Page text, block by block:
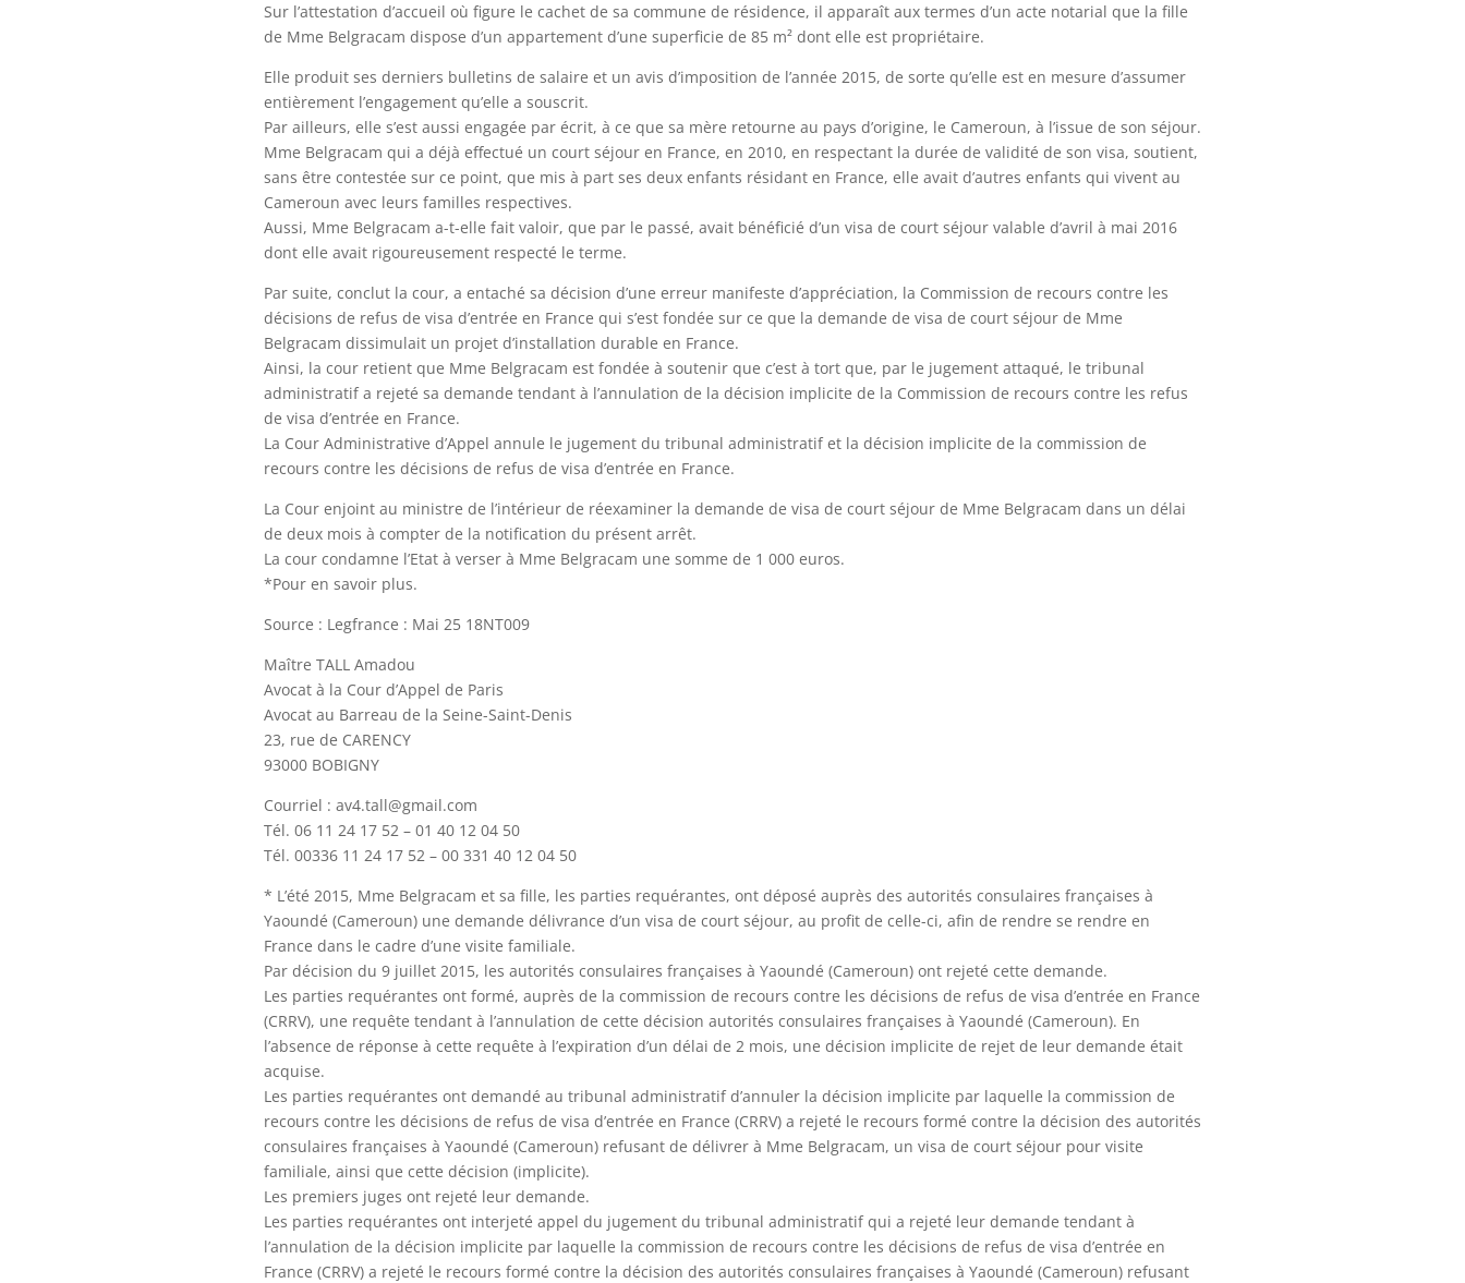
Sur l’attestation d’accueil où figure le cachet de sa commune de résidence, il apparaît aux termes d’un acte notarial que la fille
de Mme Belgracam dispose d’un appartement d’une superficie de 85 m² dont elle est propriétaire.
Elle produit ses derniers bulletins de salaire et un avis d’imposition de l’année 2015, de sorte qu’elle est en mesure d’assumer
entièrement l’engagement qu’elle a souscrit.
Par ailleurs, elle s’est aussi engagée par écrit, à ce que sa mère retourne au pays d’origine, le Cameroun, à l’issue de son séjour.
Mme Belgracam qui a déjà effectué un court séjour en France, en 2010, en respectant la durée de validité de son visa, soutient,
sans être contestée sur ce point, que mis à part ses deux enfants résidant en France, elle avait d’autres enfants qui vivent au
Cameroun avec leurs familles respectives.
Aussi, Mme Belgracam a-t-elle fait valoir, que par le passé, avait bénéficié d’un visa de court séjour valable d’avril à mai 2016
dont elle avait rigoureusement respecté le terme.
Par suite, conclut la cour, a entaché sa décision d’une erreur manifeste d’appréciation, la Commission de recours contre les
décisions de refus de visa d’entrée en France qui s’est fondée sur ce que la demande de visa de court séjour de Mme
Belgracam dissimulait un projet d’installation durable en France.
Ainsi, la cour retient que Mme Belgracam est fondée à soutenir que c’est à tort que, par le jugement attaqué, le tribunal
administratif a rejeté sa demande tendant à l’annulation de la décision implicite de la Commission de recours contre les refus
de visa d’entrée en France.
La Cour Administrative d’Appel annule le jugement du tribunal administratif et la décision implicite de la commission de
recours contre les décisions de refus de visa d’entrée en France.
La Cour enjoint au ministre de l’intérieur de réexaminer la demande de visa de court séjour de Mme Belgracam dans un délai
de deux mois à compter de la notification du présent arrêt.
La cour condamne l’Etat à verser à Mme Belgracam une somme de 1 000 euros.
*Pour en savoir plus.
Source : Legfrance : Mai 25 18NT009
Maître TALL Amadou
Avocat à la Cour d’Appel de Paris
Avocat au Barreau de la Seine-Saint-Denis
23, rue de CARENCY
93000 BOBIGNY
Courriel : av4.tall@gmail.com
Tél. 06 11 24 17 52 – 01 40 12 04 50
Tél. 00336 11 24 17 52 – 00 331 40 12 04 50
* L’été 2015, Mme Belgracam et sa fille, les parties requérantes, ont déposé auprès des autorités consulaires françaises à
Yaoundé (Cameroun) une demande délivrance d’un visa de court séjour, au profit de celle-ci, afin de rendre se rendre en
France dans le cadre d’une visite familiale.
Par décision du 9 juillet 2015, les autorités consulaires françaises à Yaoundé (Cameroun) ont rejeté cette demande.
Les parties requérantes ont formé, auprès de la commission de recours contre les décisions de refus de visa d’entrée en France
(CRRV), une requête tendant à l’annulation de cette décision autorités consulaires françaises à Yaoundé (Cameroun). En
l’absence de réponse à cette requête à l’expiration d’un délai de 2 mois, une décision implicite de rejet de leur demande était
acquise.
Les parties requérantes ont demandé au tribunal administratif d’annuler la décision implicite par laquelle la commission de
recours contre les décisions de refus de visa d’entrée en France (CRRV) a rejeté le recours formé contre la décision des autorités
consulaires françaises à Yaoundé (Cameroun) refusant de délivrer à Mme Belgracam, un visa de court séjour pour visite
familiale, ainsi que cette décision (implicite).
Les premiers juges ont rejeté leur demande.
Les parties requérantes ont interjeté appel du jugement du tribunal administratif qui a rejeté leur demande tendant à
l’annulation de la décision implicite par laquelle la commission de recours contre les décisions de refus de visa d’entrée en
France (CRRV) a rejeté le recours formé contre la décision des autorités consulaires françaises à Yaoundé (Cameroun) refusant